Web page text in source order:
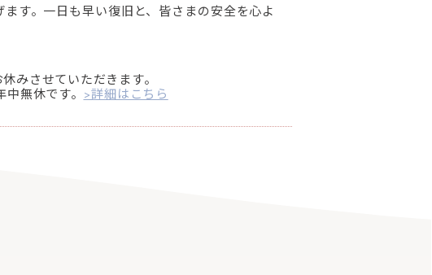
す。一日も早い復旧と、皆さまの安全を心よ
みさせていただきます。
無休です。 >詳細はこちら